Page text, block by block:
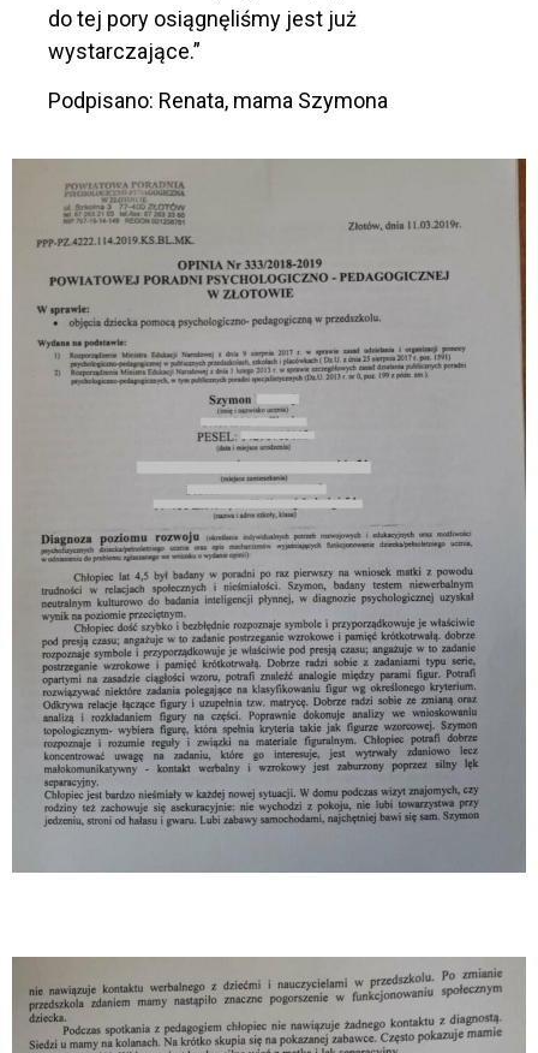
do tej pory osiągnęliśmy jest już
wystarczające.”
Podpisano: Renata, mama Szymona